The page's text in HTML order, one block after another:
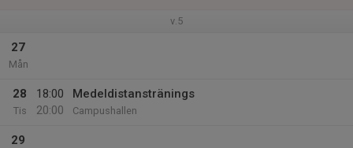
v.5
27
Mån
28
Tis
18:00
20:00
Medeldistanstränings
Campushallen
29